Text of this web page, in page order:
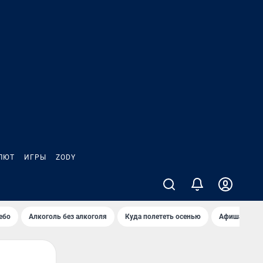
ИГРЫ ZODY
Алкоголь без алкоголя Куда полететь осенью Афиша на